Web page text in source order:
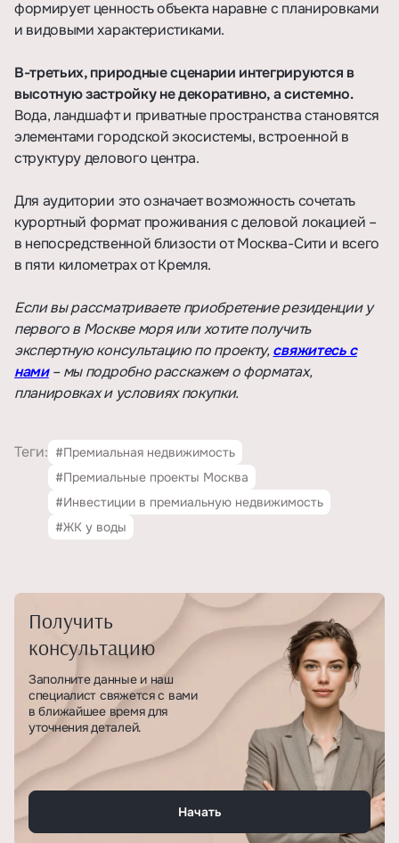
формирует ценность объекта наравне с планировками
и видовыми характеристиками.
В-третьих, природные сценарии интегрируются в
высотную застройку не декоративно, а системно.
Вода, ландшафт и приватные пространства становятся
элементами городской экосистемы, встроенной в
структуру делового центра.
Для аудитории это означает возможность сочетать
курортный формат проживания с деловой локацией –
в непосредственной близости от Москва-Сити и всего
в пяти километрах от Кремля.
Если вы рассматриваете приобретение резиденции у
первого в Москве моря или хотите получить
экспертную консультацию по проекту,свяжитесь с
нами– мы подробно расскажем о форматах,
планировках и условиях покупки.
Теги: #Премиальная недвижимость
#Премиальные проекты Москва
#Инвестиции в премиальную недвижимость
#ЖК у воды
Получить
консультацию
Заполните данные и наш
специалист свяжется с вами
в ближайшее время для
уточнения деталей.
Начать